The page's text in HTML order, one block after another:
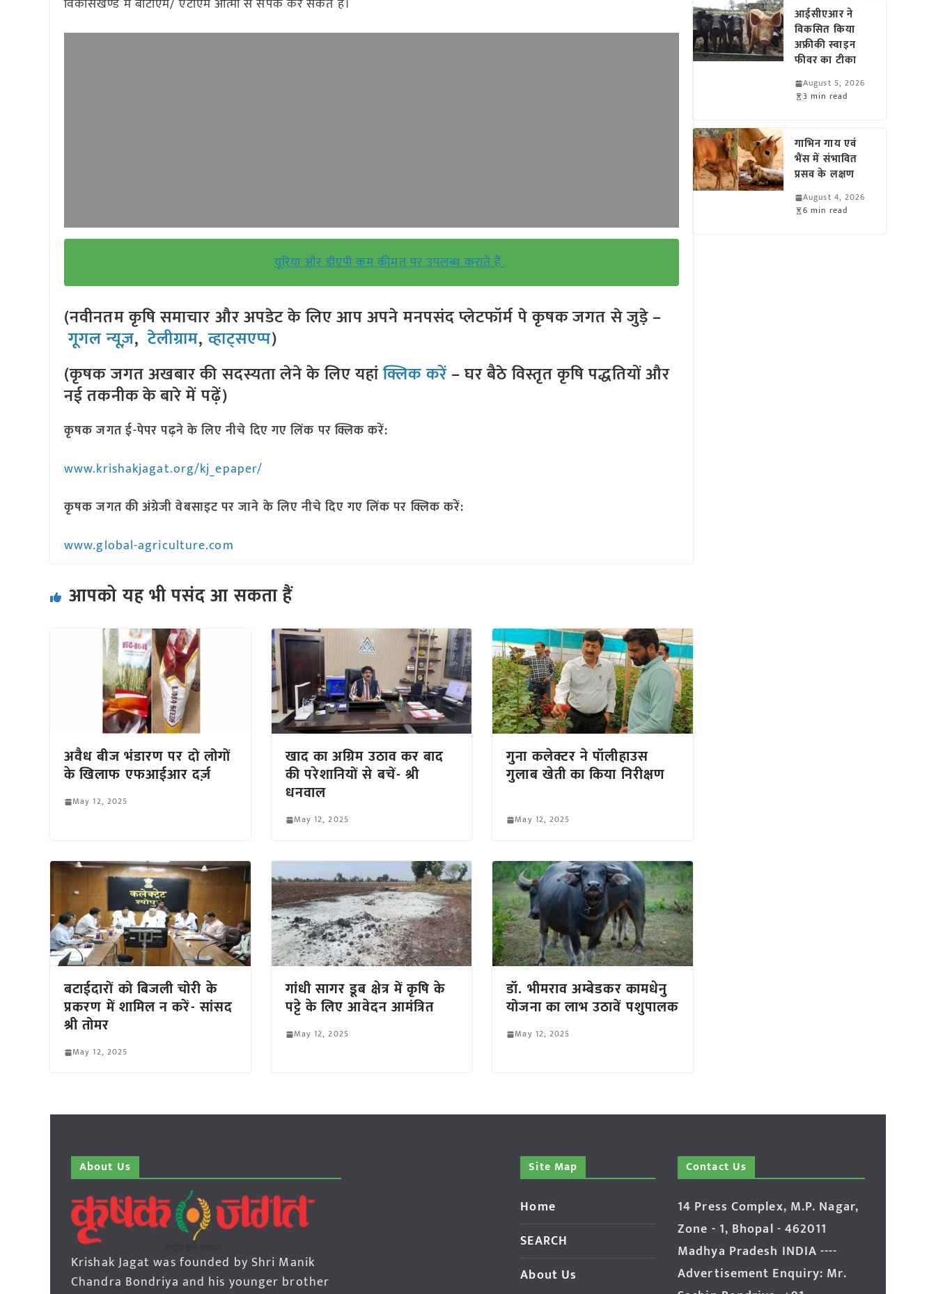
विकासखण्ड में बीटीएम/ एटीएम आत्मा से संपर्क कर सकते हैं।
यूरिया और डीएपी कम कीमत पर उपलब्ध कराते हैं
(नवीनतम कृषि समाचार और अपडेट के लिए आप अपने मनपसंद प्लेटफॉर्म पे कृषक जगत से जुड़े –
गूगल न्यूज़,टेलीग्राम,व्हाट्सएप्प)
(कृषक जगत अखबार की सदस्यता लेने के लिए यहांक्लिक करें– घर बैठे विस्तृत कृषि पद्धतियों और
नई तकनीक के बारे में पढ़ें)
कृषक जगत ई-पेपर पढ़ने के लिए नीचे दिए गए लिंक पर क्लिक करें:
www.krishakjagat.org/kj_epaper/
कृषक जगत की अंग्रेजी वेबसाइट पर जाने के लिए नीचे दिए गए लिंक पर क्लिक करें:
www.global-agriculture.com
आपको यह भी पसंद आ सकता हैं
अवैध बीज भंडारण पर दो लोगों
के खिलाफ एफआईआर दर्ज़
May 12, 2025
खाद का अग्रिम उठाव कर बाद
की परेशानियों से बचें- श्री
धनवाल
May 12, 2025
गुना कलेक्टर ने पॉलीहाउस
गुलाब खेती का किया निरीक्षण
May 12, 2025
बटाईदारों को बिजली चोरी के
प्रकरण में शामिल न करें- सांसद
श्री तोमर
May 12, 2025
गांधी सागर डूब क्षेत्र में कृषि के
पट्टे के लिए आवेदन आमंत्रित
May 12, 2025
डॉ. भीमराव अम्बेडकर कामधेनु
योजना का लाभ उठावें पशुपालक
May 12, 2025
आईसीएआर ने
विकसित किया
अफ्रीकी स्वाइन
फीवर का टीका
August 5, 2026
3 min read
गाभिन गाय एवं
भैंस में संभावित
प्रसव के लक्षण
August 4, 2026
6 min read
About Us
Krishak Jagat was founded by Shri Manik
Chandra Bondriya and his younger brother
Site Map
Home
SEARCH
About Us
Contact Us
14 Press Complex, M.P. Nagar,
Zone - 1, Bhopal - 462011
Madhya Pradesh INDIA ----
Advertisement Enquiry: Mr.